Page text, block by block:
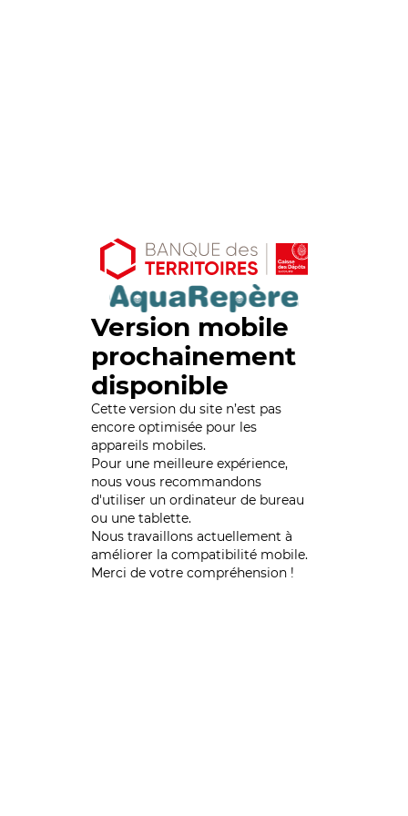
Version mobile
prochainement
disponible
Cette version du site n’est pas
encore optimisée pour les
appareils mobiles.
Pour une meilleure expérience,
nous vous recommandons
d'utiliser un ordinateur de bureau
ou une tablette.
Nous travaillons actuellement à
améliorer la compatibilité mobile.
Merci de votre compréhension !